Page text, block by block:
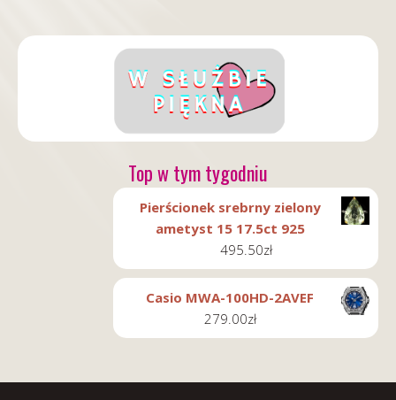
Top w tym tygodniu
Pierścionek srebrny zielony
ametyst 15 17.5ct 925
495.50zł
Casio MWA-100HD-2AVEF
279.00zł